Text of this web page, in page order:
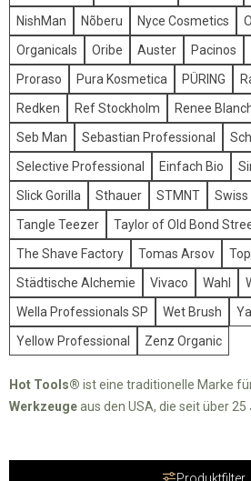
NishMan
Nõberu Nyce Cosmetics
Organicals
Oribe Auster Pacinos
Proraso
Pura Kosmetica PÜRING
Redken
Ref Stockholm Renee
Seb Man
Sebastian Professional
Selective Professional
Einfach Bio
Slick Gorilla
Sthauer STMNT Swiss
Tangle Teezer
Taylor of Old Bond
The Shave Factory
Tomas Arsov
Städtische Alchemie
Vivaco Wahl
Wella Professionals SP
Wet Brush
Yellow Professional
Zenz Organic
Hot Tools® ist eine traditionelle Marke
Werkzeugeaus den USA, die seit über
originellen und schönen Frisuren feiert.
wurden für Stylisten mit den höchsten